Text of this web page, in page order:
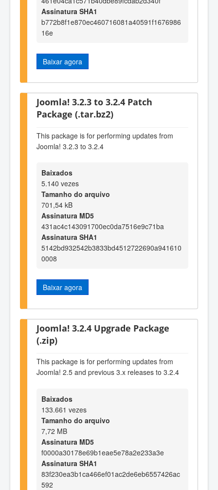
Assinatura SHA1
b772b8f1e870ec460716081a40591f1676986
16e
Baixar agora
Joomla! 3.2.3 to 3.2.4 Patch
Package (.tar.bz2)
This package is for performing updates from
Joomla! 3.2.3 to 3.2.4
Baixados
5.140 vezes
Tamanho do arquivo
701,54 kB
Assinatura MD5
431ac4c143091700ec0da7516e9c71ba
Assinatura SHA1
5142bd932542b3833bd4512722690a941610
0008
Baixar agora
Joomla! 3.2.4 Upgrade Package
(.zip)
This package is for performing updates from
Joomla! 2.5 and previous 3.x releases to 3.2.4
Baixados
133.661 vezes
Tamanho do arquivo
7,72 MB
Assinatura MD5
f0000a30178e69b1eae5e78a2e233a3e
Assinatura SHA1
83f230ea3b1ca466ef01ac2de6eb6557426ac
592